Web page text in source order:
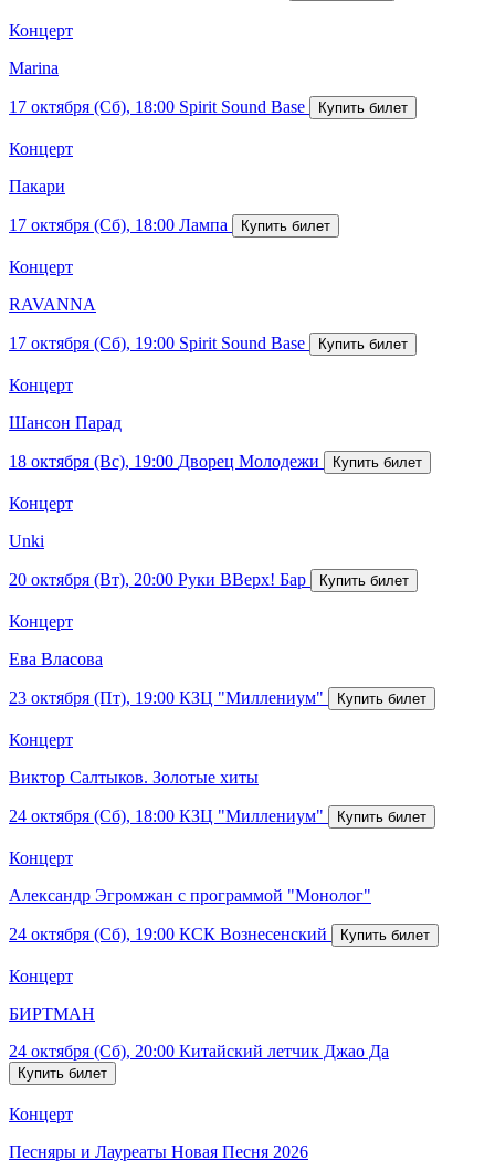
Концерт
Marina
17 октября (Сб), 18:00 Spirit Sound Base
Концерт
Пакари
17 октября (Сб), 18:00 Лампа
Концерт
RAVANNA
17 октября (Сб), 19:00 Spirit Sound Base
Концерт
Шансон Парад
18 октября (Вс), 19:00 Дворец Молодежи
Концерт
Unki
20 октября (Вт), 20:00 Руки ВВерх! Бар
Концерт
Ева Власова
23 октября (Пт), 19:00 КЗЦ "Миллениум"
Концерт
Виктор Салтыков. Золотые хиты
24 октября (Сб), 18:00 КЗЦ "Миллениум"
Концерт
Александр Эгромжан с программой "Монолог"
24 октября (Сб), 19:00 КСК Вознесенский
Концерт
БИРТМАН
24 октября (Сб), 20:00 Китайский летчик Джао Да
Концерт
Песняры и Лауреаты Новая Песня 2026